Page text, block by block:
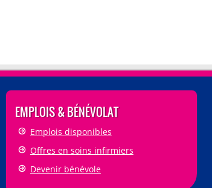
EMPLOIS & BÉNÉVOLAT
Emplois disponibles
Offres en soins infirmiers
Devenir bénévole